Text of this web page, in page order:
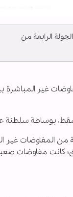
الرابعة من
غير المباشرة
مسقط، بوساطة سلطنة
من المفاوضات غير
كانت مفاوضات